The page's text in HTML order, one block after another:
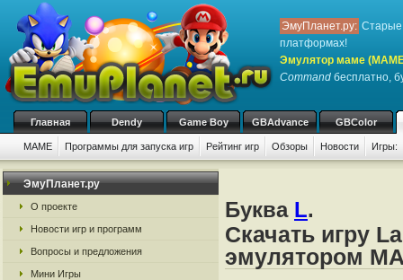
ЭмуПланет.ру: Старые
платформах!
Эмулятор маме
Command бесплатно,
Главная Dendy Game Boy GBAdvance GBColor
MAME Программы для запуска игр Рейтинг игр Обзоры Новости Игры:
ЭмуПланет.ру
О проекте
Новости игр и программ
Вопросы и предложения
Мини Игры
Буква L.
Скачать игру
эмулятором